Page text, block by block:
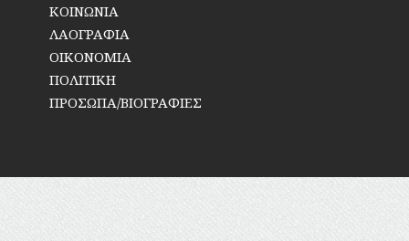
ΚΟΙΝΩΝΙΑ
ΛΑΟΓΡΑΦΙΑ
ΟΙΚΟΝΟΜΙΑ
ΠΟΛΙΤΙΚΗ
ΠΡΟΣΩΠΑ/ΒΙΟΓΡΑΦΙΕΣ